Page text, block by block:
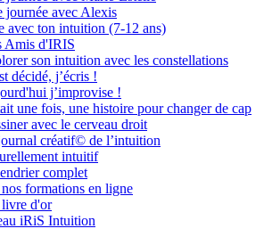
journée avec Alexis
avec ton intuition (7-12 ans)
Amis d'IRIS
son intuition avec les constellations
décidé, j’écris !
j’improvise !
une fois, une histoire pour changer de cap
avec le cerveau droit
créatif© de l’intuition
intuitif
complet
formations en ligne
d'or
iRiS Intuition